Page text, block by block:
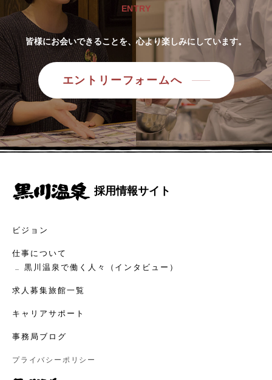
ENTRY
皆様にお会いできることを、心より楽しみにしています。
エントリーフォームへ
採用情報サイト
ビジョン
仕事について
黒川温泉で働く人々（インタビュー）
求人募集旅館一覧
キャリアサポート
事務局ブログ
プライバシーポリシー